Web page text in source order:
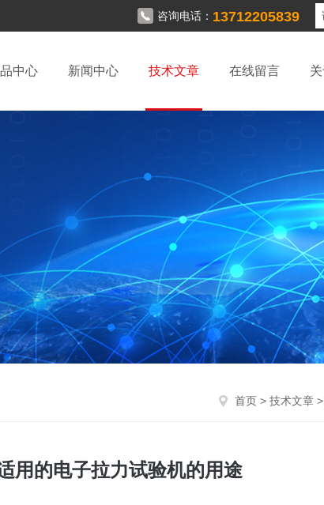
咨询电话： 13712205839
中心 新闻中心 技术文章 在线留言
首页 > 技术文章
用的电子拉力试验机的用途